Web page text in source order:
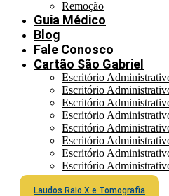
Remoção
Guia Médico
Blog
Fale Conosco
Cartão São Gabriel
Escritório
Escritório
Escritório
Escritório
Escritório
Escritório
Escritório
Escritório
Laudos Raio X e Tomografia